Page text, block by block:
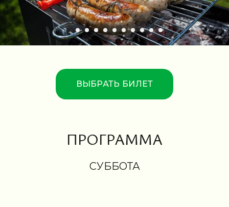
ВЫБРАТЬ БИЛЕТ
ПРОГРАММА
СУББОТА